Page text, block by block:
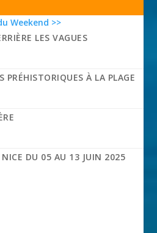
Weekend >>
LES VAGUES
PRÉHISTORIQUES À LA PLAGE
DU 05 AU 13 JUIN 2025